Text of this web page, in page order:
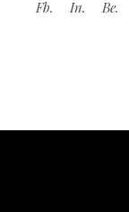
Fb. In. Be.